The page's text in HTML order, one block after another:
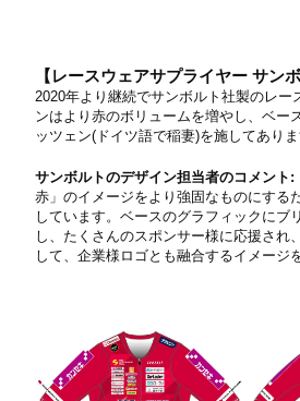
【レースウェアサプライヤー サンボ
2020年より継続でサンボルト社製のレー
ンはより赤のボリュームを増やし、ベー
ッツェン(ドイツ語で稲妻)を施してありま
サンボルトのデザイン担当者のコメント:
赤」のイメージをより強固なものにする
しています。ベースのグラフィックにブ
し、たくさんのスポンサー様に応援され
して、企業様ロゴとも融合するイメージ